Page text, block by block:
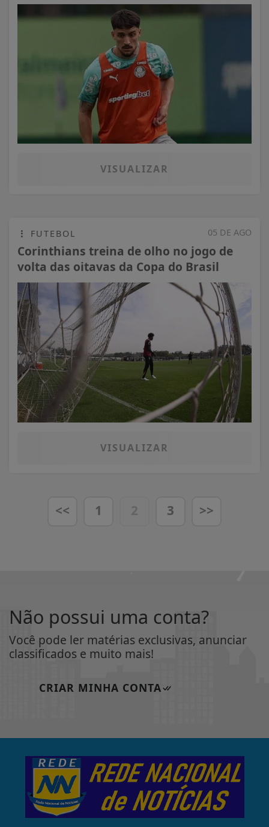
VISUALIZAR
05 DE AGO
FUTEBOL
Corinthians treina de olho no jogo de
volta das oitavas da Copa do Brasil
VISUALIZAR
<< 1 2 3 >>
Não possui uma conta?
Você pode ler matérias exclusivas, anunciar
classificados e muito mais!
CRIAR MINHA CONTA